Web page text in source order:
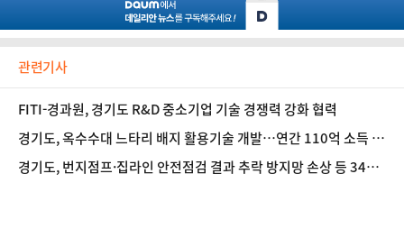
관련기사
FITI-경과원, 경기도 R&D 중소기업 기술 경쟁력 강화 협력
경기도, 옥수수대 느타리 배지 활용기술 개발…연간 110억 소득 증
가 기대
경기도, 번지점프·집라인 안전점검 결과 추락 방지망 손상 등 34건